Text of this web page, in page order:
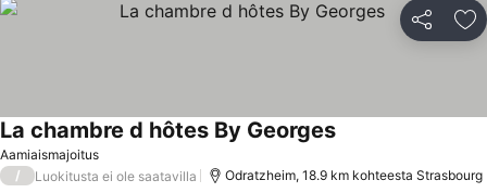
Jaa
Aamiaismajoitus
La chambre d hôtes By Georges
/ Luokitusta ei ole saatavilla Odratzheim, 18.9 km kohteesta Strasbourg